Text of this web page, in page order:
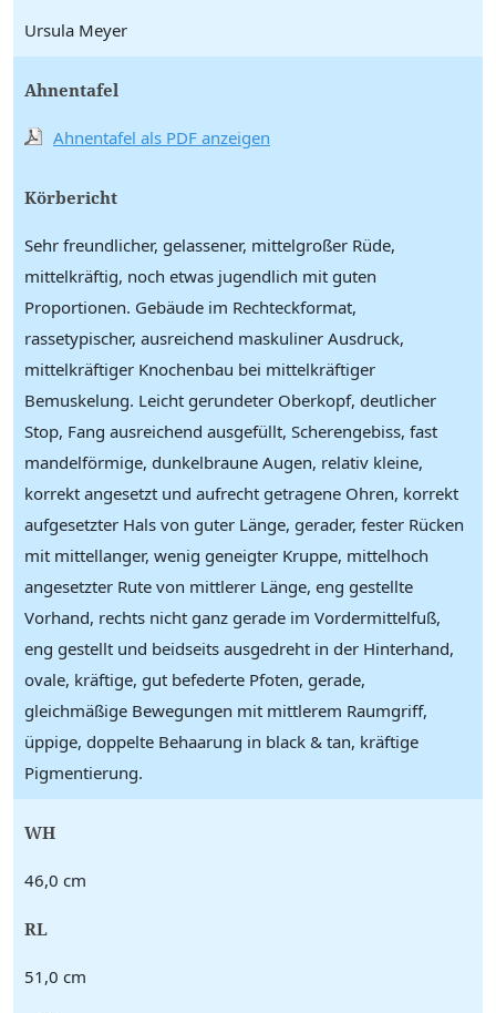
Ursula Meyer
Ahnentafel
Ahnentafel als PDF anzeigen
Körbericht
Sehr freundlicher, gelassener, mittelgroßer Rüde,
mittelkräftig, noch etwas jugendlich mit guten
Proportionen. Gebäude im Rechteckformat,
rassetypischer, ausreichend maskuliner Ausdruck,
mittelkräftiger Knochenbau bei mittelkräftiger
Bemuskelung. Leicht gerundeter Oberkopf, deutlicher
Stop, Fang ausreichend ausgefüllt, Scherengebiss, fast
mandelförmige, dunkelbraune Augen, relativ kleine,
korrekt angesetzt und aufrecht getragene Ohren, korrekt
aufgesetzter Hals von guter Länge, gerader, fester Rücken
mit mittellanger, wenig geneigter Kruppe, mittelhoch
angesetzter Rute von mittlerer Länge, eng gestellte
Vorhand, rechts nicht ganz gerade im Vordermittelfuß,
eng gestellt und beidseits ausgedreht in der Hinterhand,
ovale, kräftige, gut befederte Pfoten, gerade,
gleichmäßige Bewegungen mit mittlerem Raumgriff,
üppige, doppelte Behaarung in black & tan, kräftige
Pigmentierung.
WH
46,0 cm
RL
51,0 cm